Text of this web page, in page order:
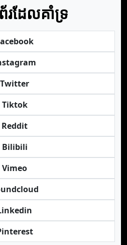
ដែលគាំទ្រ
Twitter
Tiktok
Reddit
Bilibili
Vimeo